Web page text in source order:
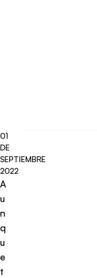
01
DE
SEPTIEMBRE
2022
A
u
n
q
u
e
t